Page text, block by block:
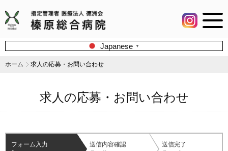
Japanese ▼
ホーム 求人の応募・お問い合わせ
求人の応募・お問い合わせ
フォーム入力
送信内容確認
送信完了